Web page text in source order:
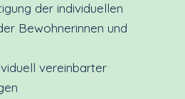
der individuellen
Bewohnerinnen und
vereinbarter